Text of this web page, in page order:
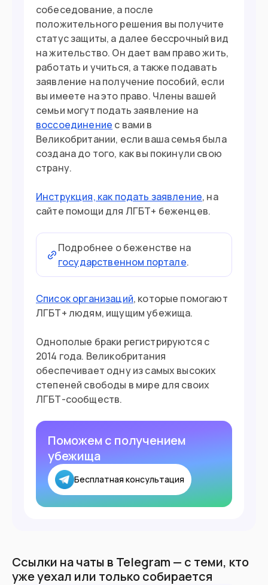
собеседование, а после
положительного решения вы получите
статус защиты, а далее бессрочный вид
на жительство. Он дает вам право жить,
работать и учиться, а также подавать
заявление на получение пособий, если
вы имеете на это право. Члены вашей
семьи могут подать заявление на
воссоединение с вами в
Великобритании, если ваша семья была
создана до того, как вы покинули свою
страну.
Инструкция, как подать заявление, на
сайте помощи для ЛГБТ+ беженцев.
Подробнее о беженстве на
государственном портале.
Список организаций, которые помогают
ЛГБТ+ людям, ищущим убежища.
Однополые браки регистрируются с
2014 года. Великобритания
обеспечивает одну из самых высоких
степеней свободы в мире для своих
ЛГБТ-сообществ.
Поможем с получением
убежища
Бесплатная консультация
Ссылки на чаты в Telegram — с теми, кто
уже уехал или только собирается